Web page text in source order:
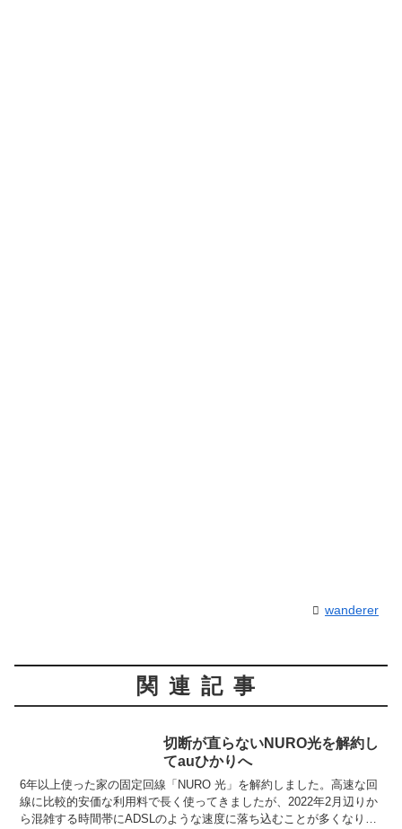
wanderer
関連記事
切断が直らないNURO光を解約し
てauひかりへ
6年以上使った家の固定回線「NURO 光」を解約しました。高速な回
線に比較的安価な利用料で長く使ってきましたが、2022年2月辺りか
ら混雑する時間帯にADSLのような速度に落ち込むことが多くなりま